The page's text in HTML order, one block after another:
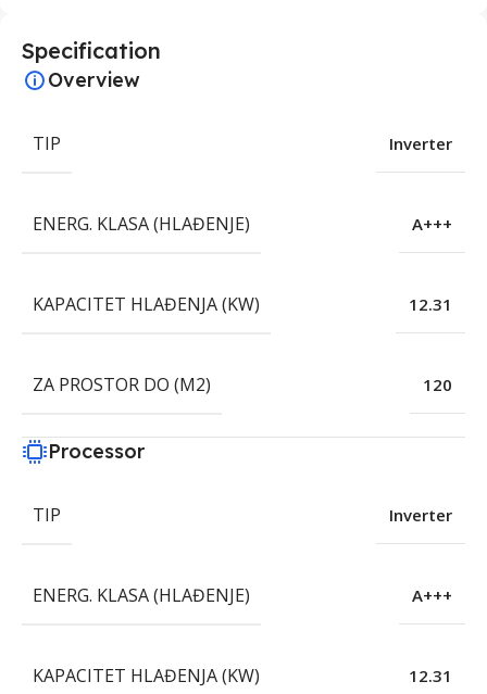
Specification
Overview
TIP Inverter
ENERG. KLASA (HLAĐENJE) A+++
KAPACITET HLAĐENJA (KW) 12.31
ZA PROSTOR DO (M2) 120
Processor
TIP Inverter
ENERG. KLASA (HLAĐENJE) A+++
KAPACITET HLAĐENJA (KW) 12.31